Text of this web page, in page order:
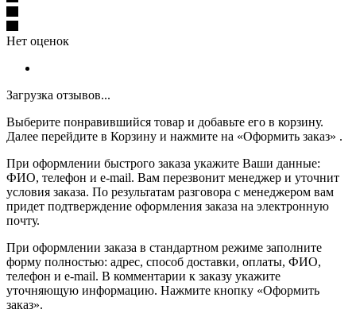
Нет оценок
Загрузка отзывов...
Выберите понравившийся товар и добавьте его в корзину.
Далее перейдите в Корзину и нажмите на «Оформить заказ» .
При оформлении быстрого заказа укажите Ваши данные:
ФИО, телефон и e-mail. Вам перезвонит менеджер и уточнит
условия заказа. По результатам разговора с менеджером вам
придет подтверждение оформления заказа на электронную
почту.
При оформлении заказа в стандартном режиме заполните
форму полностью: адрес, способ доставки, оплаты, ФИО,
телефон и e-mail. В комментарии к заказу укажите
уточняющую информацию. Нажмите кнопку «Оформить
заказ».